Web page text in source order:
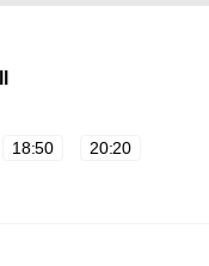
18:50
20:20